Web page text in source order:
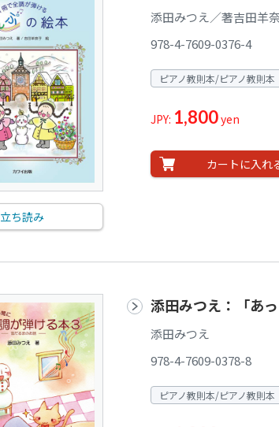
立ち読み
添田みつえ／著吉田羊
978-4-7609-0376-4
ピアノ教則本/ピアノ教則本
JPY: 1,800yen
カートに入れ
添田みつえ：「あ
添田みつえ
978-4-7609-0378-8
ピアノ教則本/ピアノ教則本